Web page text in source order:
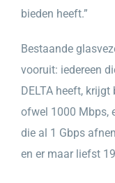
bieden heeft.”
Bestaande
vooruit: iedereen
DELTA heeft,
ofwel 1000 Mbps,
die al 1 Gbps
en er maar liefst